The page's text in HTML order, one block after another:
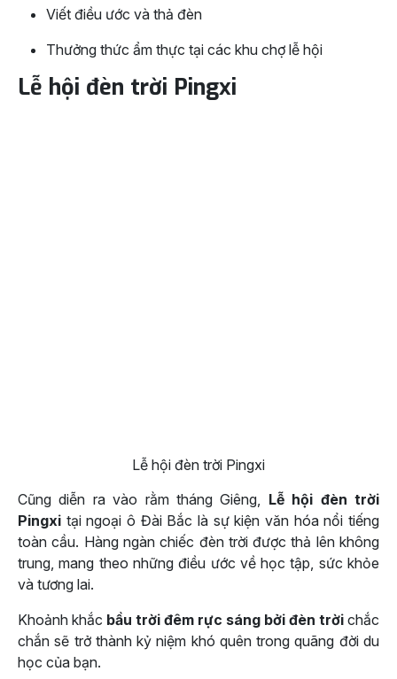
Viết điều ước và thả đèn
Thưởng thức ẩm thực tại các khu chợ lễ hội
Lễ hội đèn trời Pingxi
Lễ hội đèn trời Pingxi
Cũng diễn ra vào rằm tháng Giêng, Lễ hội đèn trời
Pingxi tại ngoại ô Đài Bắc là sự kiện văn hóa nổi tiếng
toàn cầu. Hàng ngàn chiếc đèn trời được thả lên không
trung, mang theo những điều ước về học tập, sức khỏe
và tương lai.
Khoảnh khắc bầu trời đêm rực sáng bởi đèn trời chắc
chắn sẽ trở thành kỷ niệm khó quên trong quãng đời du
học của bạn.